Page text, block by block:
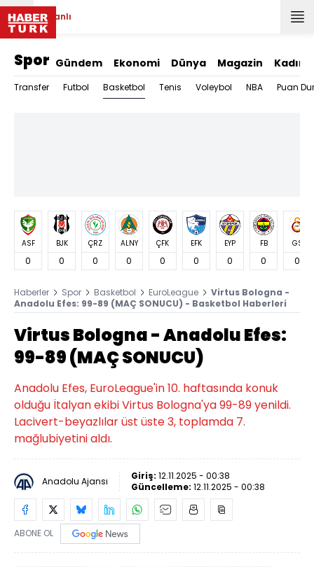
Canlı
Spor Gündem Ekonomi Dünya Magazin Kadın
Transfer Futbol Basketbol Tenis Voleybol NBA Puan
ASF
0
BJK
0
ÇRZ
0
ALNY
0
ÇFK
0
EFK
0
EYP
0
FB
0
GS
0
Haberler Spor Basketbol EuroLeague
Virtus Bologna -
Anadolu Efes: 99-89 (MAÇ SONUCU) - Basketbol Haberleri
Virtus Bologna - Anadolu Efes:
99-89 (MAÇ SONUCU)
Anadolu Efes, EuroLeague'in 10. haftasında konuk
olduğu İtalyan ekibi Virtus Bologna'ya 99-89 yenildi.
Lacivert-beyazlılar üst üste 3, toplamda 7.
mağlubiyetini aldı.
Anadolu Ajansı Giriş: 12.11.2025 - 00:38
Güncelleme: 12.11.2025 - 00:38
ABONE OL